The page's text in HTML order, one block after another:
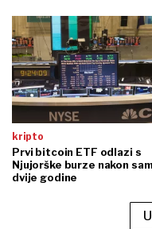
kripto
Prvi bitcoin ETF odlazi s
Njujorške burze nakon
dvije godine